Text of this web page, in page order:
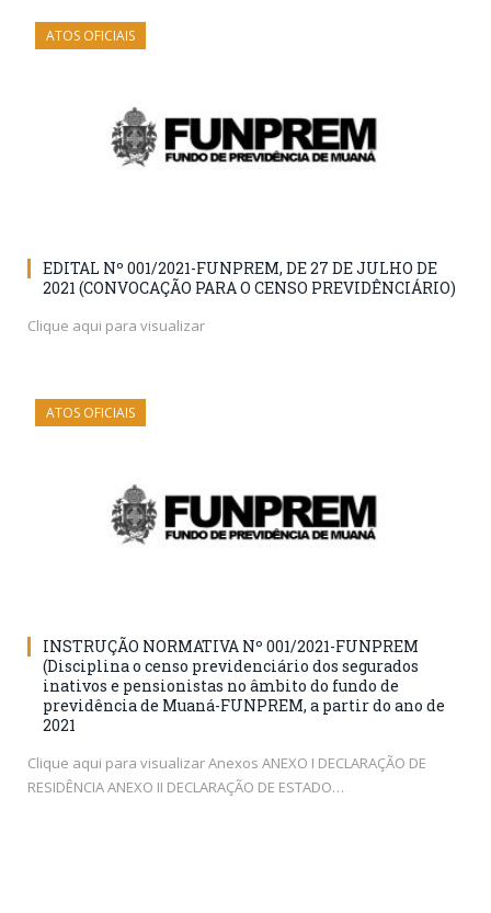
ATOS OFICIAIS
EDITAL Nº 001/2021-FUNPREM, DE 27 DE JULHO DE
2021 (CONVOCAÇÃO PARA O CENSO PREVIDÊNCIÁRIO)
Clique aqui para visualizar
ATOS OFICIAIS
INSTRUÇÃO NORMATIVA Nº 001/2021-FUNPREM
(Disciplina o censo previdenciário dos segurados
inativos e pensionistas no âmbito do fundo de
previdência de Muaná-FUNPREM, a partir do ano de
2021
Clique aqui para visualizar Anexos ANEXO I DECLARAÇÃO DE
RESIDÊNCIA ANEXO II DECLARAÇÃO DE ESTADO…